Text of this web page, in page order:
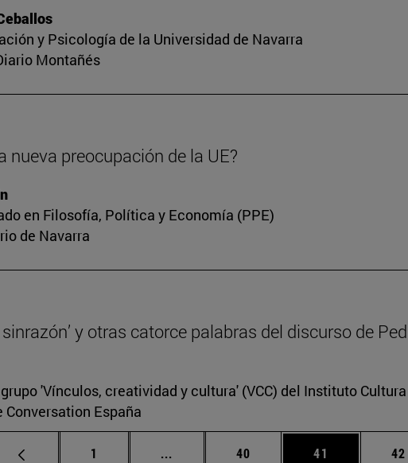
y Psicología de la Universidad de Navarra
Montañés
nueva preocupación de la UE?
en Filosofía, Política y Economía (PPE)
de Navarra
sinrazón’ y otras catorce palabras del discurso de
'Vínculos, creatividad y cultura' (VCC) del Instituto
Conversation España
Página
1 ... Páginas intermedias Use TAB para
Página
40 Página
41 42